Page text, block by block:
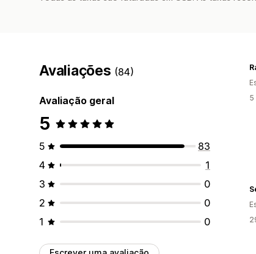
Avaliações (84)
Avaliação geral
5
5
83
4
1
3
0
2
0
1
0
5